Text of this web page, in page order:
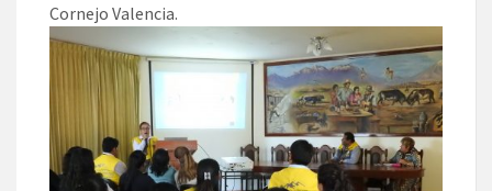
Cornejo Valencia.